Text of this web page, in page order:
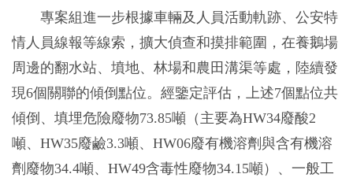
專案組進一步根據車輛及人員活動軌跡、公安特
情人員線報等線索，擴大偵查和摸排範圍，在養鵝場
周邊的翻水站、墳地、林場和農田溝渠等處，陸續發
現6個關聯的傾倒點位。經鑒定評估，上述7個點位共
傾倒、填埋危險廢物73.85噸（主要為HW34廢酸2
噸、HW35廢鹼3.3噸、HW06廢有機溶劑與含有機溶
劑廢物34.4噸、HW49含毒性廢物34.15噸）、一般工